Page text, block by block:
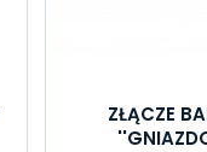
ZŁĄCZE